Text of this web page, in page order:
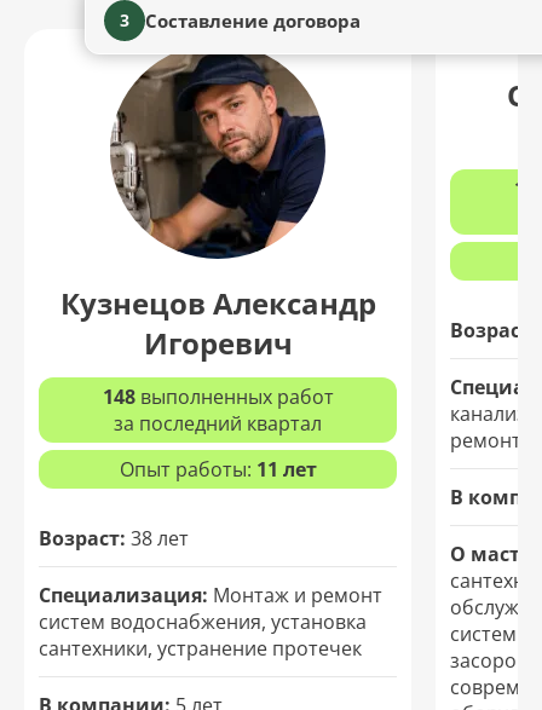
3 Составление договора
Кузнецов Александр
Игоревич
148выполненных работ
за последний квартал
Опыт работы: 11 лет
Возраст: 38 лет
Специализация: Монтаж и ремонт
систем водоснабжения, установка
сантехники, устранение протечек
Возраст:
ремонт
В
О
систем.
засоров